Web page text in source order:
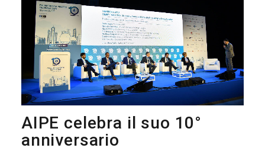
AIPE celebra il suo 10°
anniversario